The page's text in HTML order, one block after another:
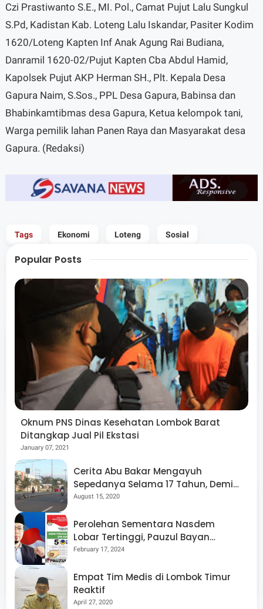
Czi Prastiwanto S.E., MI. Pol., Camat Pujut Lalu Sungkul
S.Pd, Kadistan Kab. Loteng Lalu Iskandar, Pasiter Kodim
1620/Loteng Kapten Inf Anak Agung Rai Budiana,
Danramil 1620-02/Pujut Kapten Cba Abdul Hamid,
Kapolsek Pujut AKP Herman SH., Plt. Kepala Desa
Gapura Naim, S.Sos., PPL Desa Gapura, Babinsa dan
Bhabinkamtibmas desa Gapura, Ketua kelompok tani,
Warga pemilik lahan Panen Raya dan Masyarakat desa
Gapura. (Redaksi)
Tags Ekonomi Loteng Sosial
Share
Admin
Situs berita terpercaya yang mengunggulkan nilai
kesantunan lugas dan keberimbangan dalam
merangkum ragam peristiwa pendidikan, sosial,
budaya, olahraga, politik, hukrim dan lainnya.
Artikel Terkait
Jun 23, 2026
Gubernur NTB Resmi
Terima SK Tuan
Rumah PON XXII 2028
Kebutuhan Saat Idul
Adha, Pertamina
Popular Posts
Oknum PNS Dinas Kesehatan Lombok Barat
Ditangkap Jual Pil Ekstasi
January 07, 2021
Cerita Abu Bakar Mengayuh
Sepedanya Selama 17 Tahun, Demi
Menggelorakan Kemerdekaan
August 15, 2020
Perolehan Sementara Nasdem
Lobar Tertinggi, Pauzul Bayan
Berpeluang “Rebut” Kursi Dapil 3
February 17, 2024
Empat Tim Medis di Lombok Timur
Reaktif
April 27, 2020